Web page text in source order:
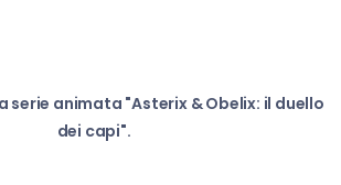
serie animata "Asterix & Obelix: il duello
dei capi".